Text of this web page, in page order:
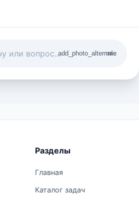
add_photo_alternate
mic
Разделы
Главная
Каталог задач